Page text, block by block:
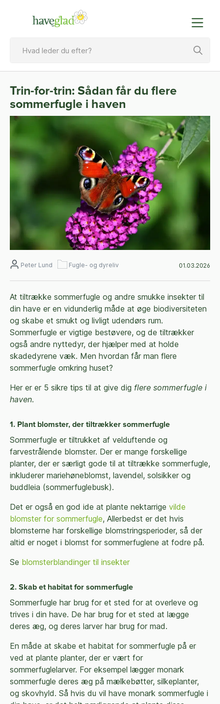
Trin-for-trin: Sådan får du flere
sommerfugle i haven
Peter Lund Fugle- og dyreliv 01.03.2026
At tiltrække sommerfugle og andre smukke insekter til
din have er en vidunderlig måde at øge biodiversiteten
og skabe et smukt og livligt udendørs rum.
Sommerfugle er vigtige bestøvere, og de tiltrækker
også andre nyttedyr, der hjælper med at holde
skadedyrene væk. Men hvordan får man flere
sommerfugle omkring huset?
Her er er 5 sikre tips til at give dig flere sommerfugle i
haven.
1. Plant blomster, der tiltrækker sommerfugle
Sommerfugle er tiltrukket af velduftende og
farvestrålende blomster. Der er mange forskellige
planter, der er særligt gode til at tiltrække sommerfugle,
inkluderer mariehøneblomst, lavendel, solsikker og
buddleia (sommerfuglebusk).
Det er også en god ide at plante nektarrige vilde
blomster for sommerfugle, Allerbedst er det hvis
blomsterne har forskellige blomstringsperioder, så der
altid er noget i blomst for sommerfuglene at fodre på.
Se blomsterblandinger til insekter
2. Skab et habitat for sommerfugle
Sommerfugle har brug for et sted for at overleve og
trives i din have. De har brug for et sted at lægge
deres æg, og deres larver har brug for mad.
En måde at skabe et habitat for sommerfugle på er
ved at plante planter, der er vært for
sommerfuglelarver. For eksempel lægger monark
sommerfugle deres æg på mælkebøtter, silkeplanter,
og skovhyld. Så hvis du vil have monark sommerfugle i